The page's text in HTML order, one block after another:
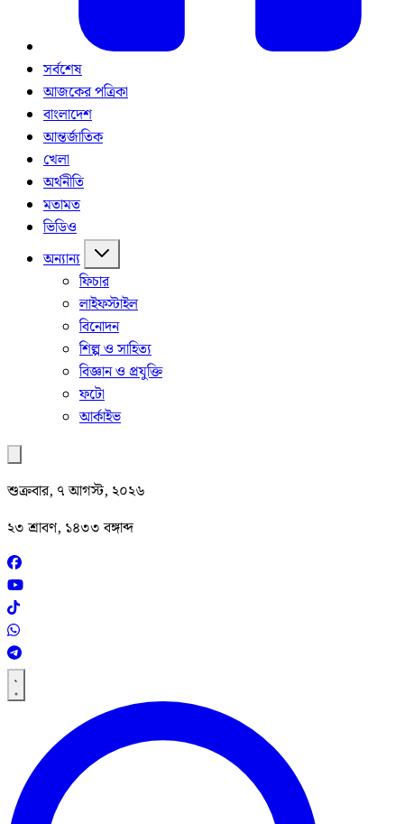
সর্বশেষ
আজকের পত্রিকা
বাংলাদেশ
আন্তর্জাতিক
খেলা
অর্থনীতি
মতামত
ভিডিও
অন্যান্য
ফিচার
লাইফস্টাইল
বিনোদন
শিল্প ও সাহিত্য
বিজ্ঞান ও প্রযুক্তি
ফটো
আর্কাইভ
শুক্রবার, ৭ আগস্ট, ২০২৬
২৩ শ্রাবণ, ১৪৩৩ বঙ্গাব্দ